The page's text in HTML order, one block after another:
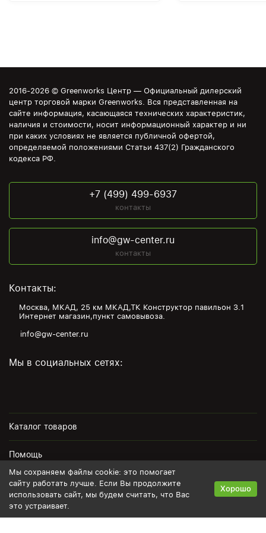
2016-2026 © Greenworks Центр — Официальный дилерский
центр торговой марки Greenworks. Вся представленная на
сайте информация, касающаяся технических характеристик,
наличия и стоимости, носит информационный характер и ни
при каких условиях не является публичной офертой,
определяемой положениями Статьи 437(2) Гражданского
кодекса РФ.
+7 (499) 499-6937
контакты
info@gw-center.ru
контакты
Контакты:
Москва, МКАД, 25 км МКАД,ТК Конструктор павильон З.1
Интернет магазин,пункт самовывоза.
info@gw-center.ru
Мы в социальных сетях:
Каталог товаров
Помощь
Информация
Политика персональных данных
Мы сохраняем файлы cookie: это помогает
сайту работать лучше. Если Вы продолжите
использовать сайт, мы будем считать, что Вас
это устраивает.
Хорошо